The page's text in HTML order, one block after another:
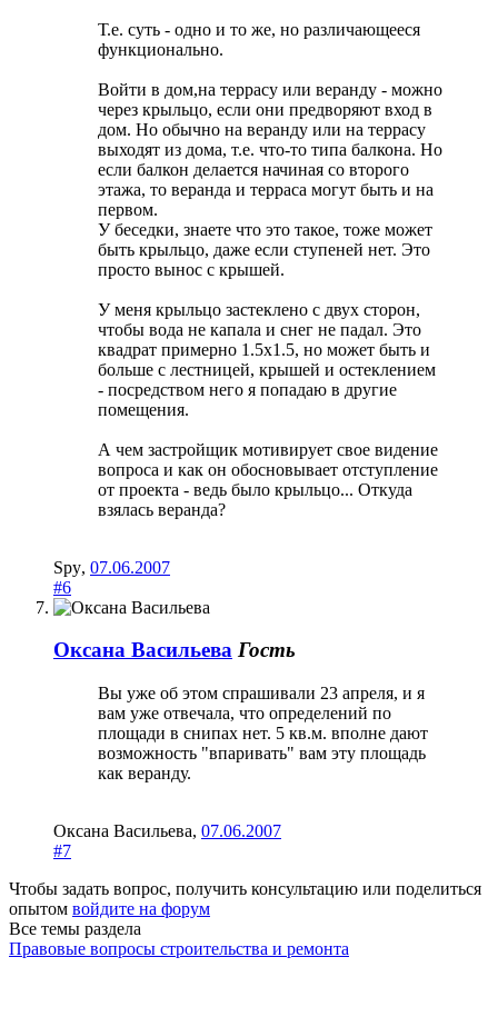
Т.е. суть - одно и то же, но различающееся
функционально.
Войти в дом,на террасу или веранду - можно
через крыльцо, если они предворяют вход в
дом. Но обычно на веранду или на террасу
выходят из дома, т.е. что-то типа балкона. Но
если балкон делается начиная со второго
этажа, то веранда и терраса могут быть и на
первом.
У беседки, знаете что это такое, тоже может
быть крыльцо, даже если ступеней нет. Это
просто вынос с крышей.
У меня крыльцо застеклено с двух сторон,
чтобы вода не капала и снег не падал. Это
квадрат примерно 1.5х1.5, но может быть и
больше с лестницей, крышей и остеклением
- посредством него я попадаю в другие
помещения.
А чем застройщик мотивирует свое видение
вопроса и как он обосновывает отступление
от проекта - ведь было крыльцо... Откуда
взялась веранда?
Spy, 07.06.2007
#6
Оксана Васильева Гость
Вы уже об этом спрашивали 23 апреля, и я
вам уже отвечала, что определений по
площади в снипах нет. 5 кв.м. вполне дают
возможность "впаривать" вам эту площадь
как веранду.
Оксана Васильева, 07.06.2007
#7
Чтобы задать вопрос, получить консультацию или поделиться
опытом войдите на форум
Все темы раздела
Правовые вопросы строительства и ремонта